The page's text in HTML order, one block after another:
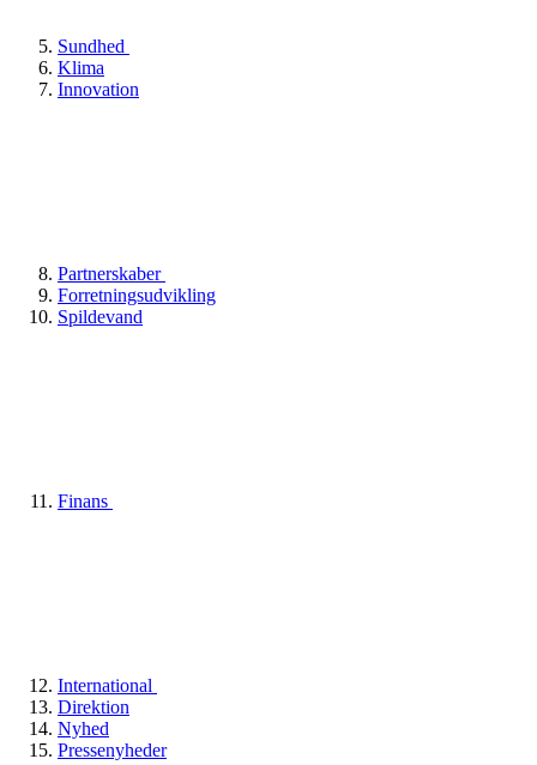
Sundhed
Klima
Innovation
Partnerskaber
Forretningsudvikling
Spildevand
Finans
International
Direktion
Nyhed
Pressenyheder